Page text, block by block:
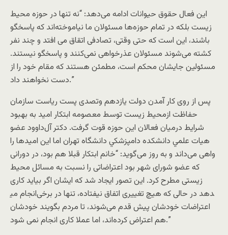
این فعال حقوق حیوانات ادامه می‌دهد: “نه تنها در حوزه محیط
زیست بلکه در تمام حوزه‌ها مسئولان ما نیاموخته‌اند که پاسخگو
باشند، این است که حتی وقتی، تصادفی اتقاق می افتد و چند نفر
کشته می‌شوند مسئولان عذرخواهی نمی‌کنند و پاسخگو نیستند.
مسئولین جایشان محکم است، مطمئن هستند که مقام خود را از
دست نخواهند داد.”
پس از روی کار آمدن دولت یازدهم وتصدی پست ریاست سازمان
حفاظت ازمحیط زیست توسط معصومه ابتکار امید به بهبود
شرایط درمیان فعالان این حوزه قوت گرفت. دکتر آل‌داوود عضو
هيات علمي دانشكده دامپزشكي دانشگاه تهران اما این امیدها را
واهی می‌داند و به روز می‌گوید: “خانم ابتکار قبلا هم بود، در دورانی
که عضو شورای شهر بود اعتراضاتی را نسبت به مسائل محیط
زیستی مطرح کرد. این تصور ایجاد شد که ایشان اگر بیاید کاری
انجام می‎دهد در حالی که هیچ تغییری اتفاق نیفتاده، تنها در برخی
اعتراضات خودشان پیش قدم می‌شوند، تا مردم بگویند خودشان
هم اعتراض کرده‌اند، اما عملا کاری انجام نمی شود.”